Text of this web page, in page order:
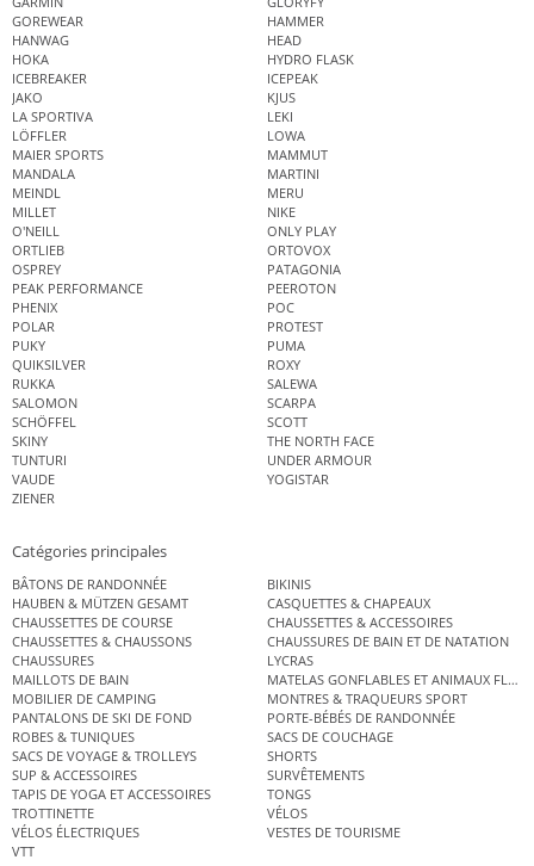
GOREWEAR
HAMMER
HANWAG
HEAD
HOKA
HYDRO FLASK
ICEBREAKER
ICEPEAK
JAKO
KJUS
LA SPORTIVA
LEKI
LÖFFLER
LOWA
MAIER SPORTS
MAMMUT
MANDALA
MARTINI
MEINDL
MERU
MILLET
NIKE
O'NEILL
ONLY PLAY
ORTLIEB
ORTOVOX
OSPREY
PATAGONIA
PEAK PERFORMANCE
PEEROTON
PHENIX
POC
POLAR
PROTEST
PUKY
PUMA
QUIKSILVER
ROXY
RUKKA
SALEWA
SALOMON
SCARPA
SCHÖFFEL
SCOTT
SKINY
THE NORTH FACE
TUNTURI
UNDER ARMOUR
VAUDE
YOGISTAR
ZIENER
Catégories principales
BÂTONS DE RANDONNÉE
BIKINIS
HAUBEN & MÜTZEN GESAMT
CASQUETTES & CHAPEAUX
CHAUSSETTES DE COURSE
CHAUSSETTES & ACCESSOIRES
CHAUSSETTES & CHAUSSONS
CHAUSSURES DE BAIN ET DE NATATION
CHAUSSURES
LYCRAS
MAILLOTS DE BAIN
MATELAS GONFLABLES ET ANIMAUX
MOBILIER DE CAMPING
MONTRES & TRAQUEURS SPORT
PANTALONS DE SKI DE FOND
PORTE-BÉBÉS DE RANDONNÉE
ROBES & TUNIQUES
SACS DE COUCHAGE
SACS DE VOYAGE & TROLLEYS
SHORTS
SUP & ACCESSOIRES
SURVÊTEMENTS
TAPIS DE YOGA ET ACCESSOIRES
TONGS
TROTTINETTE
VÉLOS
VÉLOS ÉLECTRIQUES
VESTES DE TOURISME
VTT